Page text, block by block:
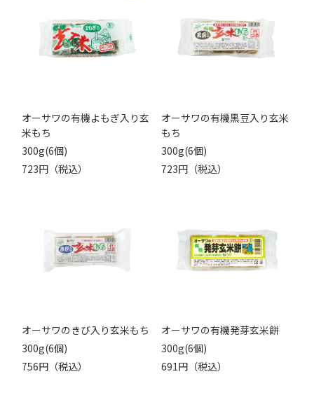
オーサワの有機よもぎ入り玄
米もち
300g(6個)
723円（税込）
オーサワの有機黒豆入り玄米
もち
300g(6個)
723円（税込）
オーサワのきび入り玄米もち
300g(6個)
756円（税込）
オーサワの有機発芽玄米餅
300g(6個)
691円（税込）